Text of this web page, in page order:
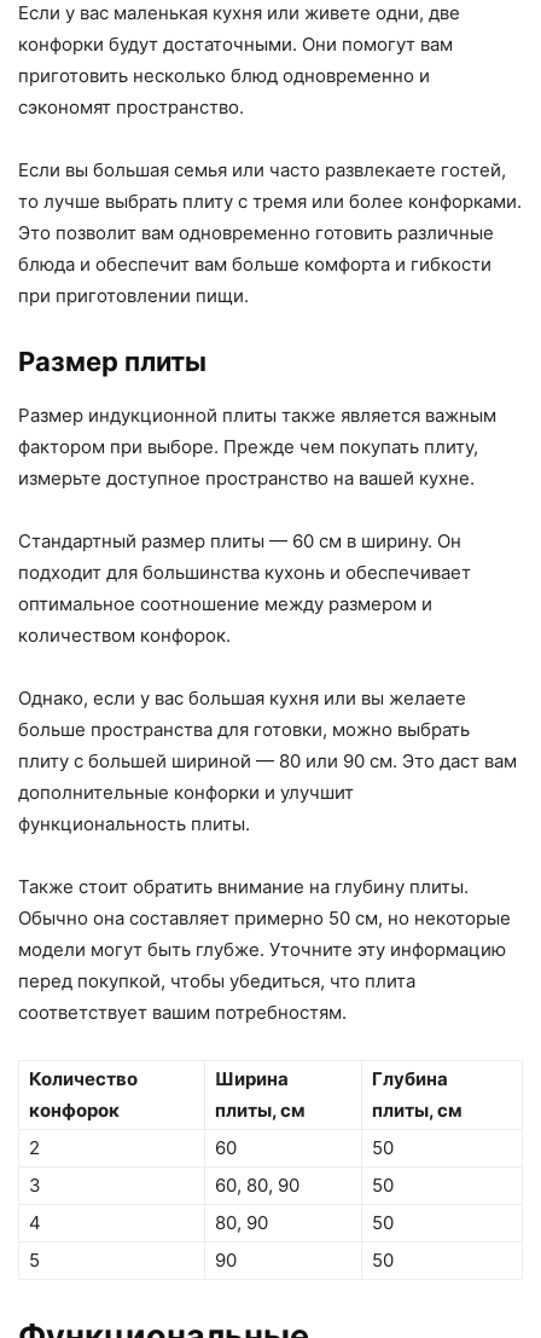
Если у вас маленькая кухня или живете одни, две
конфорки будут достаточными. Они помогут вам
приготовить несколько блюд одновременно и
сэкономят пространство.
Если вы большая семья или часто развлекаете гостей,
то лучше выбрать плиту с тремя или более конфорками.
Это позволит вам одновременно готовить различные
блюда и обеспечит вам больше комфорта и гибкости
при приготовлении пищи.
Размер плиты
Размер индукционной плиты также является важным
фактором при выборе. Прежде чем покупать плиту,
измерьте доступное пространство на вашей кухне.
Стандартный размер плиты — 60 см в ширину. Он
подходит для большинства кухонь и обеспечивает
оптимальное соотношение между размером и
количеством конфорок.
Однако, если у вас большая кухня или вы желаете
больше пространства для готовки, можно выбрать
плиту с большей шириной — 80 или 90 см. Это даст вам
дополнительные конфорки и улучшит
функциональность плиты.
Также стоит обратить внимание на глубину плиты.
Обычно она составляет примерно 50 см, но некоторые
модели могут быть глубже. Уточните эту информацию
перед покупкой, чтобы убедиться, что плита
соответствует вашим потребностям.
Количество
конфорок
Ширина
плиты, см
Глубина
плиты, см
2
60
50
3
60, 80, 90
50
4
80, 90
50
5
90 50